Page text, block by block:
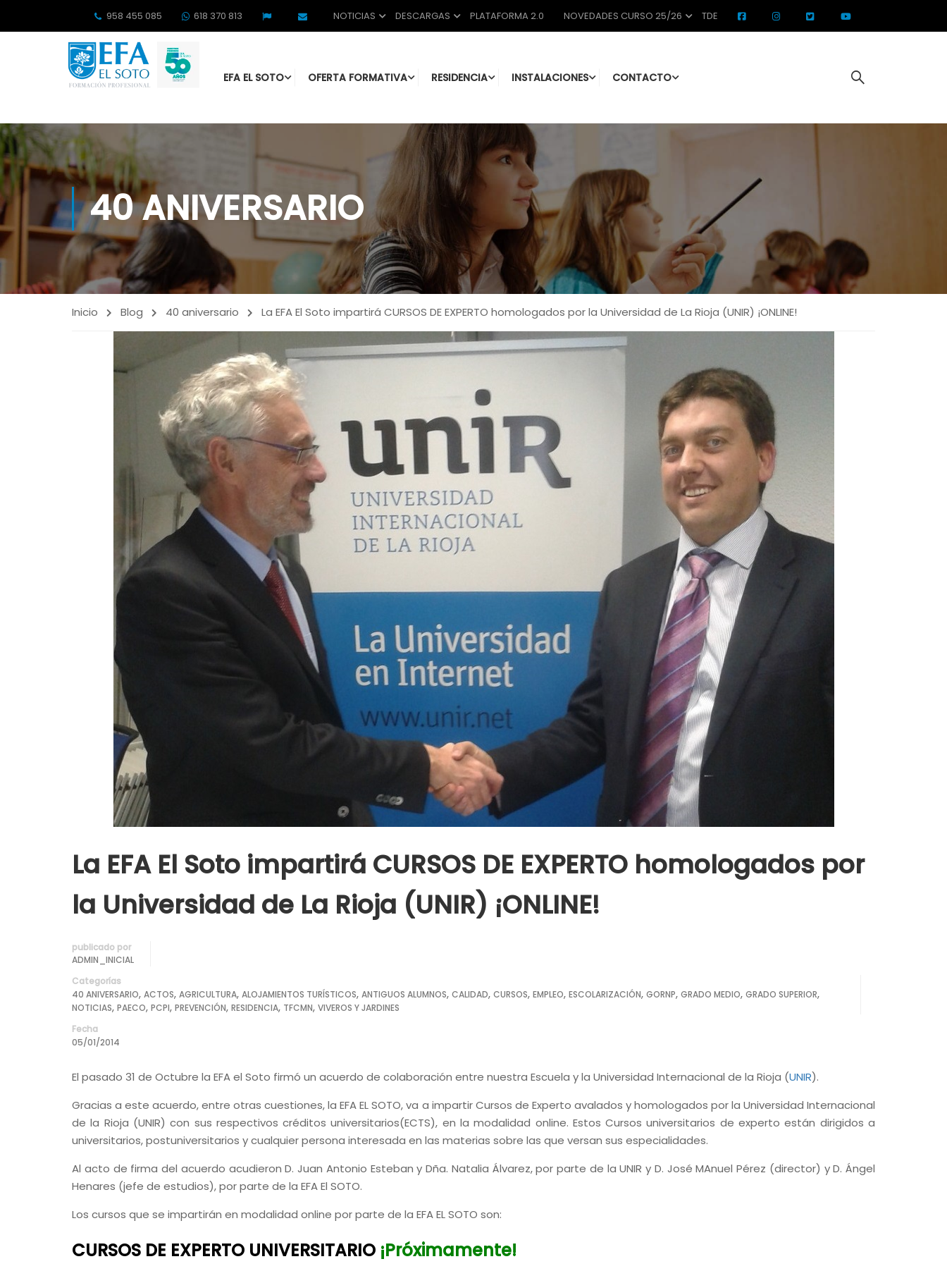
958 455 085 618 370 813 NOTICIAS DESCARGAS PLATAFORMA 2.0 NOVEDADES CURSO 25/26 TDE
EFA EL SOTO OFERTA FORMATIVA RESIDENCIA INSTALACIONES CONTACTO
40 ANIVERSARIO
Inicio Blog 40 aniversario La EFA El Soto impartirá CURSOS DE EXPERTO homologados por la Universidad de La Rioja (UNIR) ¡ONLINE!
La EFA El Soto impartirá CURSOS DE EXPERTO homologados por
la Universidad de La Rioja (UNIR) ¡ONLINE!
publicado por
ADMIN_INICIAL
Categorías
40 ANIVERSARIO, ACTOS, AGRICULTURA, ALOJAMIENTOS TURÍSTICOS, ANTIGUOS ALUMNOS, CALIDAD, CURSOS, EMPLEO, ESCOLARIZACIÓN, GORNP, GRADO MEDIO, GRADO SUPERIOR,
NOTICIAS, PAECO, PCPI, PREVENCIÓN, RESIDENCIA, TFCMN, VIVEROS Y JARDINES
Fecha
05/01/2014
El pasado 31 de Octubre la EFA el Soto firmó un acuerdo de colaboración entre nuestra Escuela y la Universidad Internacional de la Rioja (UNIR).
Gracias a este acuerdo, entre otras cuestiones, la EFA EL SOTO, va a impartir Cursos de Experto avalados y homologados por la Universidad Internacional
de la Rioja (UNIR) con sus respectivos créditos universitarios(ECTS), en la modalidad online. Estos Cursos universitarios de experto están dirigidos a
universitarios, postuniversitarios y cualquier persona interesada en las materias sobre las que versan sus especialidades.
Al acto de firma del acuerdo acudieron D. Juan Antonio Esteban y Dña. Natalia Álvarez, por parte de la UNIR y D. José MAnuel Pérez (director) y D. Ángel
Henares (jefe de estudios), por parte de la EFA El SOTO.
Los cursos que se impartirán en modalidad online por parte de la EFA EL SOTO son:
CURSOS DE EXPERTO UNIVERSITARIO ¡Próximamente!